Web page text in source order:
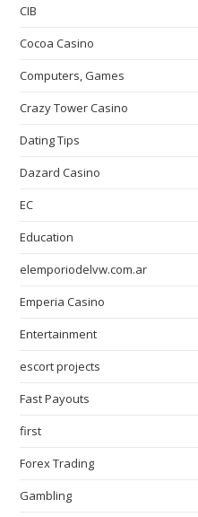
CIB
Cocoa Casino
Computers, Games
Crazy Tower Сasino
Dating Tips
Dazard Casino
EC
Education
elemporiodelvw.com.ar
Emperia Casino
Entertainment
escort projects
Fast Payouts
first
Forex Trading
Gambling